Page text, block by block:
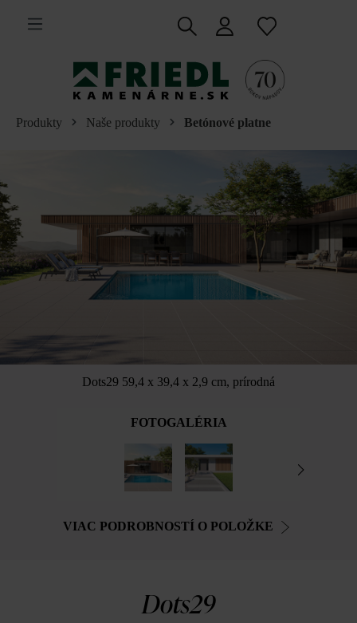
hlavný obsah
Produkty Naše produkty Betónové platne
Dots29 59,4 x 39,4 x 2,9 cm, prírodná
FOTOGALÉRIA
VIAC PODROBNOSTÍ O POLOŽKE
Dots29